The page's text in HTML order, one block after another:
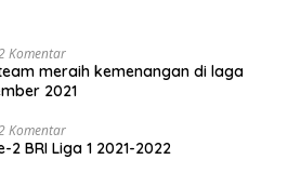
Komentar
meraih kemenangan di laga
2021
Komentar
2 BRI Liga 1 2021-2022